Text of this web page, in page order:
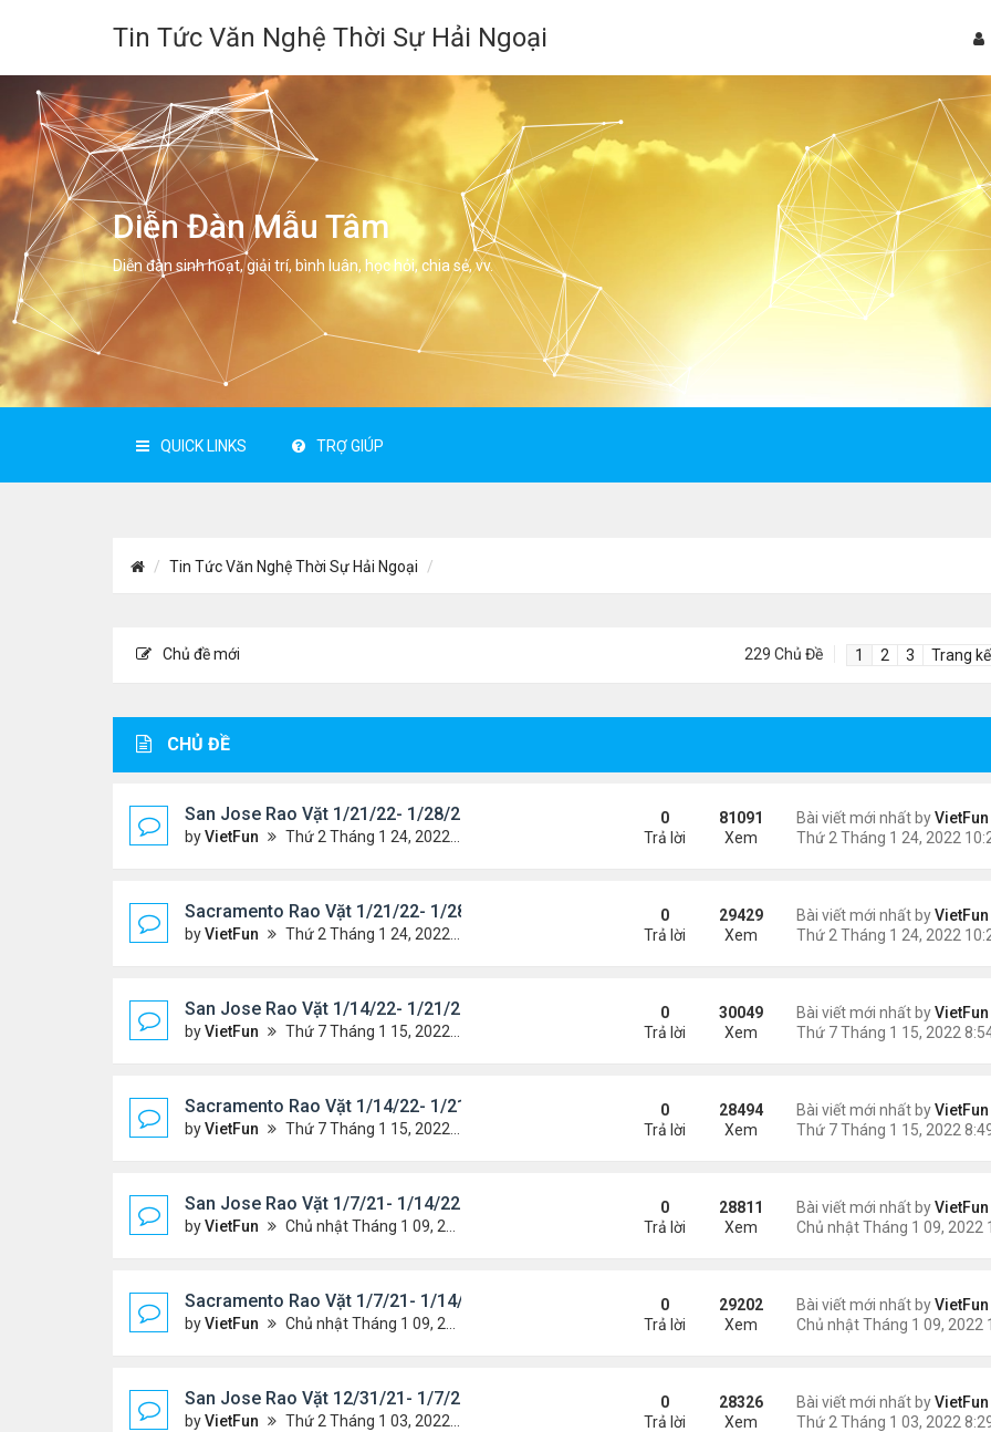
Tin Tức Văn Nghệ Thời Sự Hải Ngoại
Diễn Đàn Mẫu Tâm
Diễn đàn sinh hoạt, giải trí, bình luân, học hỏi, chia sẻ, vv.
QUICK LINKS TRỢ GIÚP
Tin Tức Văn Nghệ Thời Sự Hải Ngoại
Chủ đề mới 229 Chủ Đề 1 2 3 Trang
CHỦ ĐỀ
San Jose Rao Vặt 1/21/22- 1/28/22
byVietFun Thứ 2 Tháng 1 24, 2022 10:25 pm
Bài viết mới nhất byVietFun
0
Trả lời
81091
Xem
Sacramento Rao Vặt 1/21/22- 1/28/22
byVietFun Thứ 2 Tháng 1 24, 2022 10:20 pm
Bài viết mới nhất byVietFun
0
Trả lời
29429
Xem
San Jose Rao Vặt 1/14/22- 1/21/22
byVietFun Thứ 7 Tháng 1 15, 2022 8:54 pm
Bài viết mới nhất byVietFun
0
Trả lời
30049
Xem
Sacramento Rao Vặt 1/14/22- 1/21/22
byVietFun Thứ 7 Tháng 1 15, 2022 8:49 pm
Bài viết mới nhất byVietFun
0
Trả lời
28494
Xem
San Jose Rao Vặt 1/7/21- 1/14/22
byVietFun Chủ nhật Tháng 1 09, 2022 10:06 pm
Bài viết mới nhất byVietFun
0
Trả lời
28811
Xem
Sacramento Rao Vặt 1/7/21- 1/14/22
byVietFun Chủ nhật Tháng 1 09, 2022 10:02 pm
Bài viết mới nhất byVietFun
0
Trả lời
29202
Xem
San Jose Rao Vặt 12/31/21- 1/7/22
byVietFun Thứ 2 Tháng 1 03, 2022 8:29 pm
Bài viết mới nhất byVietFun
0
Trả lời
28326
Xem